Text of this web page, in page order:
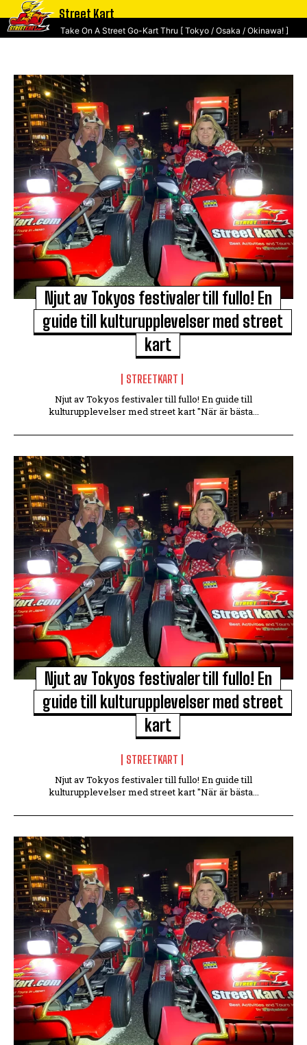
Street Kart
Take On A Street Go-Kart Thru [ Tokyo / Osaka / Okinawa! ]
Njut av Tokyos festivaler till fullo! En
guide till kulturupplevelser med street
kart
STREETKART
Njut av Tokyos festivaler till fullo! En guide till
kulturupplevelser med street kart "När är bästa...
Njut av Tokyos festivaler till fullo! En
guide till kulturupplevelser med street
kart
STREETKART
Njut av Tokyos festivaler till fullo! En guide till
kulturupplevelser med street kart "När är bästa...